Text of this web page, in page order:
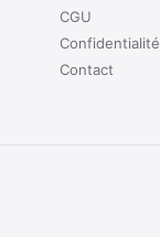
CGU
Confidentialité
Contact